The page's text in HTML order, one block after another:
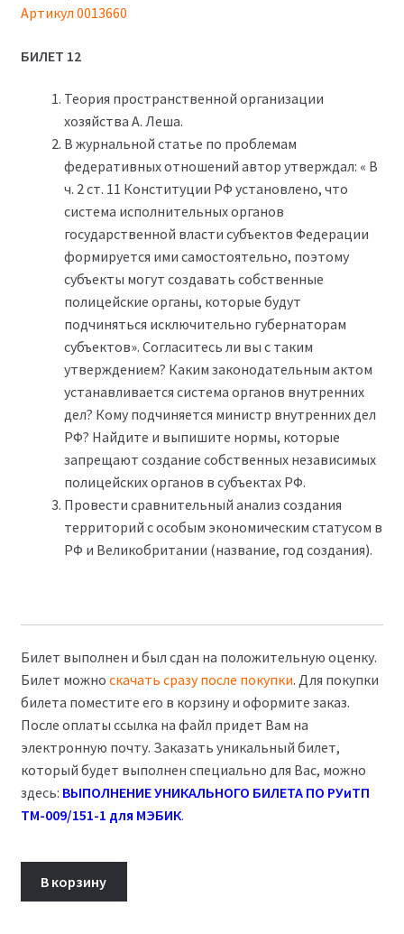
Артикул 0013660
БИЛЕТ 12
Теория пространственной организации
хозяйства А. Леша.
В журнальной статье по проблемам
федеративных отношений автор утверждал: « В
ч. 2 ст. 11 Конституции РФ установлено, что
система исполнительных органов
государственной власти субъектов Федерации
формируется ими самостоятельно, поэтому
субъекты могут создавать собственные
полицейские органы, которые будут
подчиняться исключительно губернаторам
субъектов». Согласитесь ли вы с таким
утверждением? Каким законодательным актом
устанавливается система органов внутренних
дел? Кому подчиняется министр внутренних дел
РФ? Найдите и выпишите нормы, которые
запрещают создание собственных независимых
полицейских органов в субъектах РФ.
Провести сравнительный анализ создания
территорий с особым экономическим статусом в
РФ и Великобритании (название, год создания).
Билет выполнен и был сдан на положительную оценку.
Билет можно скачать сразу после покупки. Для покупки
билета поместите его в корзину и оформите заказ.
После оплаты ссылка на файл придет Вам на
электронную почту. Заказать уникальный билет,
который будет выполнен специально для Вас, можно
здесь: ВЫПОЛНЕНИЕ УНИКАЛЬНОГО БИЛЕТА ПО РУиТП
ТМ-009/151-1 для МЭБИК.
В корзину